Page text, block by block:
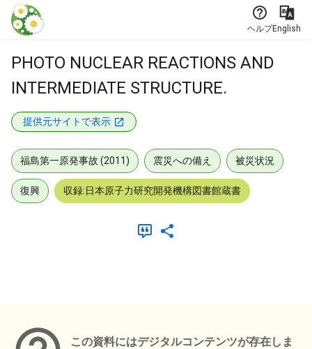
本文に飛ぶ
ヘルプEnglish
PHOTO NUCLEAR REACTIONS AND
INTERMEDIATE STRUCTURE.
提供元サイトで表示
福島第一原発事故 (2011) 震災への備え 被災状況
復興 収録:日本原子力研究開発機構図書館蔵書
この資料にはデジタルコンテンツが存在しま